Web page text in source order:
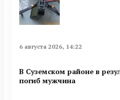
6 августа 2026, 14:22
В Суземском районе в
погиб мужчина